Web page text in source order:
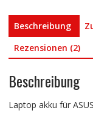
Beschreibung
Rezensionen (2)
Beschreibung
Laptop akku für